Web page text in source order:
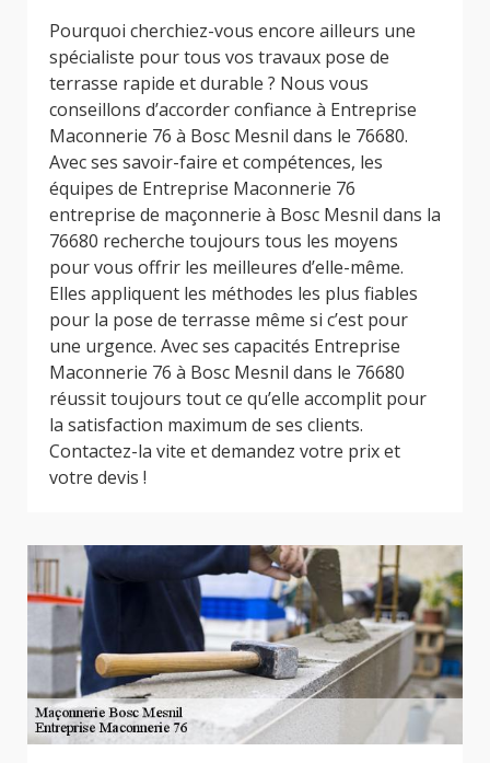
Pourquoi cherchiez-vous encore ailleurs une
spécialiste pour tous vos travaux pose de
terrasse rapide et durable ? Nous vous
conseillons d’accorder confiance à Entreprise
Maconnerie 76 à Bosc Mesnil dans le 76680.
Avec ses savoir-faire et compétences, les
équipes de Entreprise Maconnerie 76
entreprise de maçonnerie à Bosc Mesnil dans la
76680 recherche toujours tous les moyens
pour vous offrir les meilleures d’elle-même.
Elles appliquent les méthodes les plus fiables
pour la pose de terrasse même si c’est pour
une urgence. Avec ses capacités Entreprise
Maconnerie 76 à Bosc Mesnil dans le 76680
réussit toujours tout ce qu’elle accomplit pour
la satisfaction maximum de ses clients.
Contactez-la vite et demandez votre prix et
votre devis !